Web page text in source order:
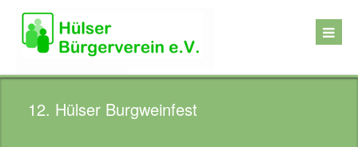
12. Hülser Burgweinfest